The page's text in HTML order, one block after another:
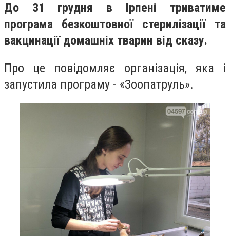
До 31 грудня в Ірпені триватиме
програма безкоштовної стерилізації та
вакцинації домашніх тварин від сказу.
Про це повідомляє організація, яка і
запустила програму - «Зоопатруль».